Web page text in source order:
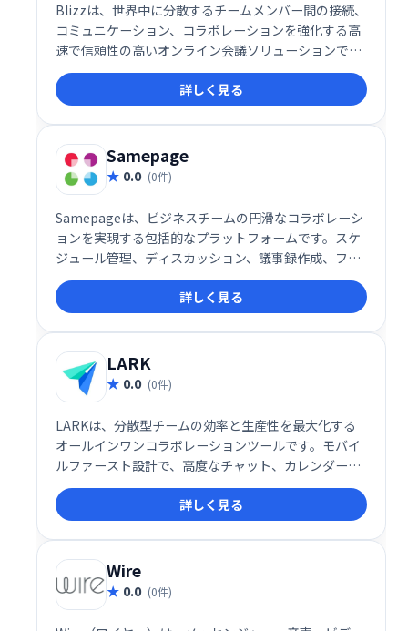
Blizzは、世界中に分散するチームメンバー間の接続、
コミュニケーション、コラボレーションを強化する高
速で信頼性の高いオンライン会議ソリューションで
す。必要なツールをすべて提供し、チームワークの向
上、ビジネスプロセスの最適化、生産性向上、強力な
リモートワーク環境構築を支援します。グローバルな
連携をスムーズに実現します。
詳しく見る
Samepage
0.0 (0件)
Samepageは、ビジネスチームの円滑なコラボレーシ
ョンを実現する包括的なプラットフォームです。スケ
ジュール管理、ディスカッション、議事録作成、ファ
イル共有、インスタントメッセージ、タスク管理な
ど、チームワークに必要な機能を一つに集約。情報の
一元化による効率化と、スムーズなコミュニケーショ
ン促進で、生産性向上をサポートします。単一のプラ
ットフォームでチームワークを強化し、ビジネスの成
功に貢献します。
詳しく見る
LARK
0.0 (0件)
LARKは、分散型チームの効率と生産性を最大化する
オールインワンコラボレーションツールです。モバイ
ルファースト設計で、高度なチャット、カレンダー、
ドキュメント作成機能などを統合。あらゆる規模のチ
ームがシームレスな連携を実現し、仕事への満足度を
高めることができます。直感的なインターフェースと
豊富な機能で、スムーズなワークフローをサポートし
ます。
詳しく見る
Wire
0.0 (0件)